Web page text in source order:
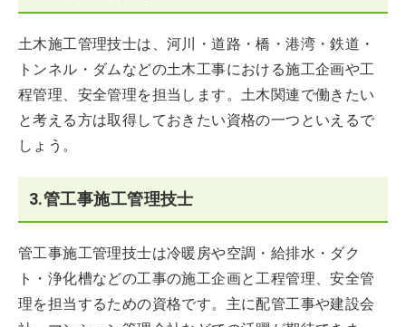
土木施工管理技士は、河川・道路・橋・港湾・鉄道・
トンネル・ダムなどの土木工事における施工企画や工
程管理、安全管理を担当します。土木関連で働きたい
と考える方は取得しておきたい資格の一つといえるで
しょう。
3.管工事施工管理技士
管工事施工管理技士は冷暖房や空調・給排水・ダク
ト・浄化槽などの工事の施工企画と工程管理、安全管
理を担当するための資格です。主に配管工事や建設会